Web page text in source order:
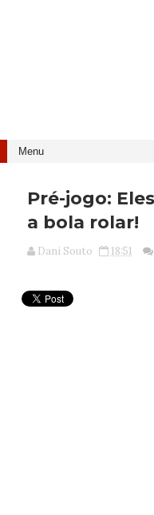
Pré-jogo:
a bola rolar!
Dani Souto 18:51